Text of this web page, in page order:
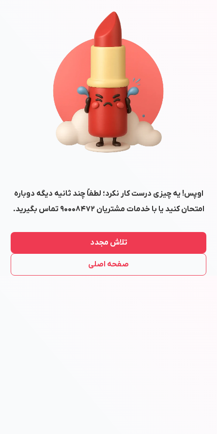
اوپس! یه چیزی درست کار نکرد؛ لطفاً چند ثانیه دیگه دوباره
امتحان کنید یا با خدمات مشتریان ۹۰۰۰۸۴۷۲ تماس بگیرید.
تلاش مجدد
صفحه اصلی